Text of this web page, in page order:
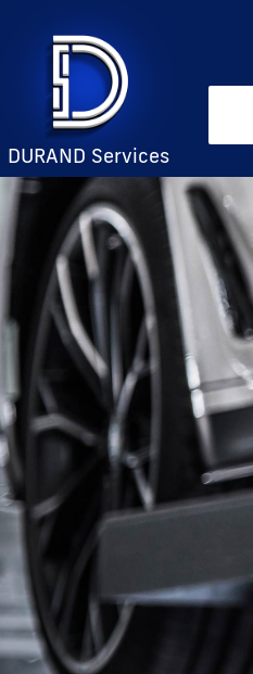
DURAND Services